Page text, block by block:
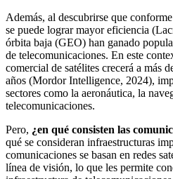
Además, al descubrirse que
se puede lograr mayor eficiencia
órbita baja (GEO) han ganado
de telecomunicaciones. En este
comercial de satélites crecerá a más
años (Mordor Intelligence, 2024),
sectores como la aeronáutica, la
telecomunicaciones.
Pero, ¿en qué consisten las
qué se consideran infraestructuras
comunicaciones se basan en redes
línea de visión, lo que les permite